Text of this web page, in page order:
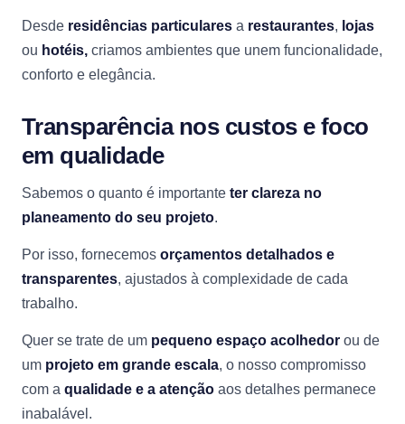
Desde residências particulares a restaurantes, lojas
ou hotéis, criamos ambientes que unem funcionalidade,
conforto e elegância.
Transparência nos custos e foco
em qualidade
Sabemos o quanto é importante ter clareza no
planeamento do seu projeto.
Por isso, fornecemos orçamentos detalhados e
transparentes, ajustados à complexidade de cada
trabalho.
Quer se trate de um pequeno espaço acolhedor ou de
um projeto em grande escala, o nosso compromisso
com a qualidade e a atenção aos detalhes permanece
inabalável.